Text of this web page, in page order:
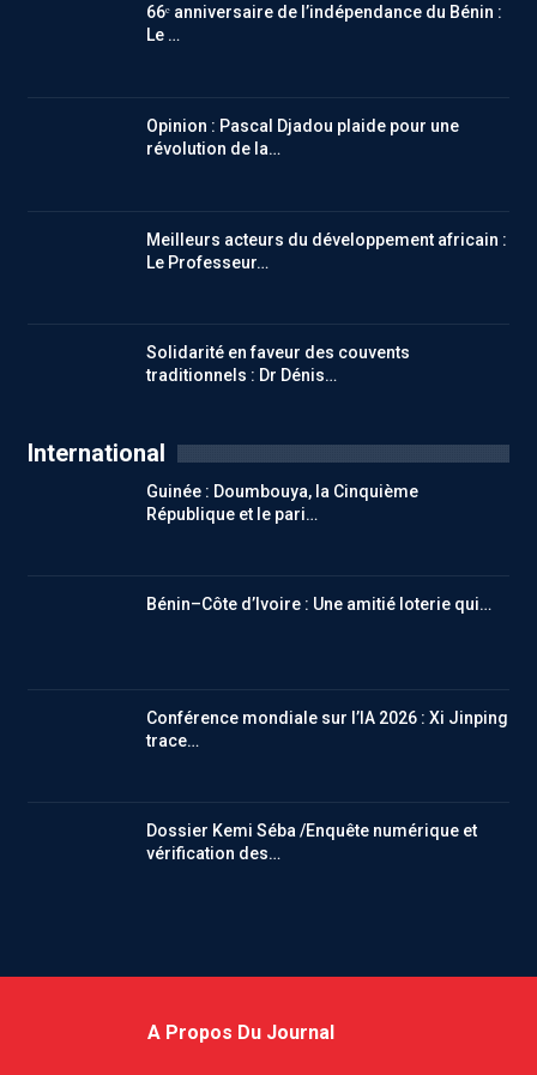
66ᵉ anniversaire de l’indépendance du Bénin :
Le …
Opinion : Pascal Djadou plaide pour une
révolution de la…
Meilleurs acteurs du développement africain :
Le Professeur…
Solidarité en faveur des couvents
traditionnels : Dr Dénis…
International
Guinée : Doumbouya, la Cinquième
République et le pari…
Bénin–Côte d’Ivoire : Une amitié loterie qui…
Conférence mondiale sur l’IA 2026 : Xi Jinping
trace…
Dossier Kemi Séba /Enquête numérique et
vérification des…
A Propos Du Journal